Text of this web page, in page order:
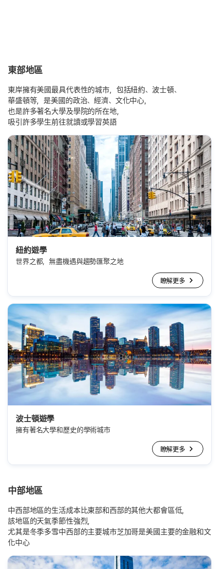
東部地區
東岸擁有美國最具代表性的城市，包括紐約、波士頓、
華盛頓等，是美國的政治、經濟、文化中心，
也是許多著名大學及學院的所在地，
吸引許多學生前往就讀或學習英語
紐約遊學
世界之都，無盡機遇與趨勢匯聚之地
瞭解更多
波士頓遊學
擁有著名大學和歷史的學術城市
瞭解更多
中部地區
中西部地區的生活成本比東部和西部的其他大都會區低，
該地區的天氣季節性強烈，
尤其是冬季多雪中西部的主要城市芝加哥是美國主要的金融和文
化中心